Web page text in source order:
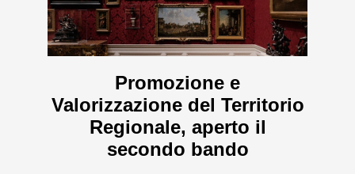
Promozione e
Valorizzazione del Territorio
Regionale, aperto il
secondo bando